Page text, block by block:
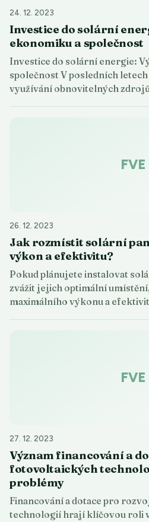
24. 12. 2023
Investice do solární
ekonomiku a společnost
Investice do solární energie:
společnost V posledních
využívání obnovitelných
FVE
26. 12. 2023
Jak rozmístit solární
výkon a efektivitu?
Pokud plánujete instalovat
zvážit jejich optimální
maximálního výkonu a
FVE
27. 12. 2023
Význam financování a
fotovoltaických
problémy
Financování a dotace pro
technologií hrají klíčovou roli